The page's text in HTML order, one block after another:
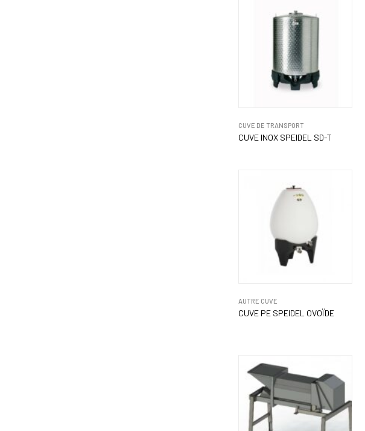
CUVE DE TRANSPORT
CUVE INOX SPEIDEL SD-T
AUTRE CUVE
CUVE PE SPEIDEL OVOÏDE